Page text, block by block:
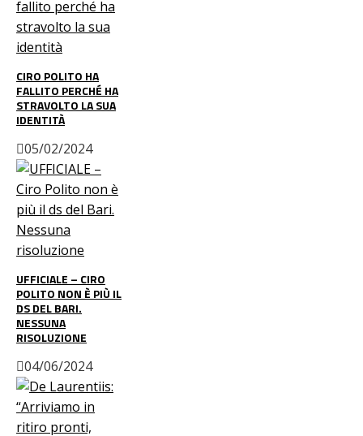
CIRO POLITO HA
FALLITO PERCHÉ HA
STRAVOLTO LA SUA
IDENTITÀ
05/02/2024
UFFICIALE – CIRO
POLITO NON È PIÙ IL
DS DEL BARI.
NESSUNA
RISOLUZIONE
04/06/2024